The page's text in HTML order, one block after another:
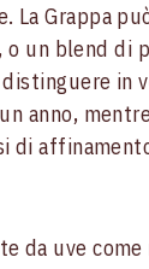
Grappa
un blend di
in
anno,
di
da uve